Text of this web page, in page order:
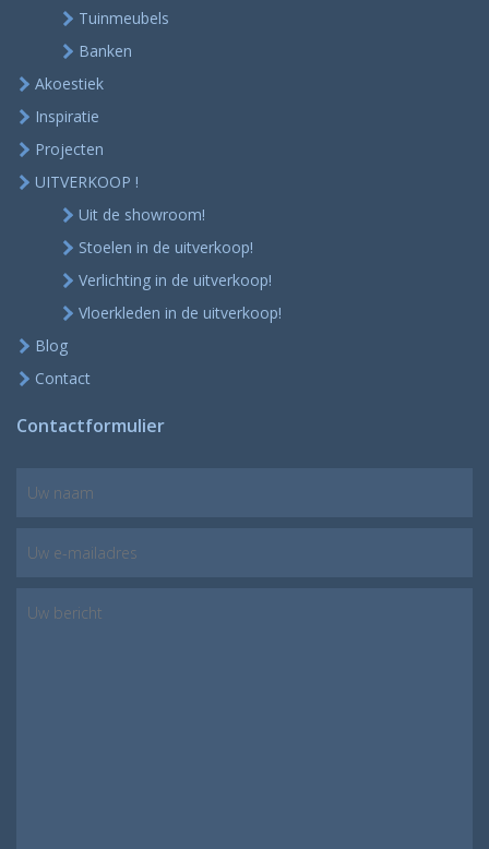
Tuinmeubels
Banken
Akoestiek
Inspiratie
Projecten
UITVERKOOP !
Uit de showroom!
Stoelen in de uitverkoop!
Verlichting in de uitverkoop!
Vloerkleden in de uitverkoop!
Blog
Contact
Contactformulier